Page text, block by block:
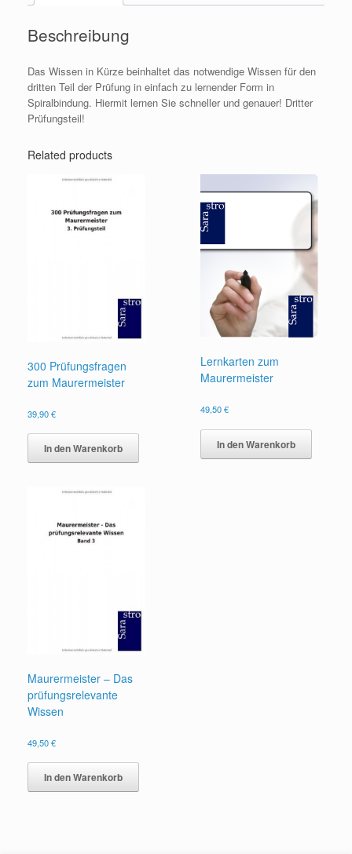
Beschreibung
Das Wissen in Kürze beinhaltet das notwendige Wissen für den
dritten Teil der Prüfung in einfach zu lernender Form in
Spiralbindung. Hiermit lernen Sie schneller und genauer! Dritter
Prüfungsteil!
Related products
300 Prüfungsfragen
zum Maurermeister
39,90€
In den Warenkorb
Lernkarten zum
Maurermeister
49,50€
In den Warenkorb
Maurermeister – Das
prüfungsrelevante
Wissen
49,50€
In den Warenkorb